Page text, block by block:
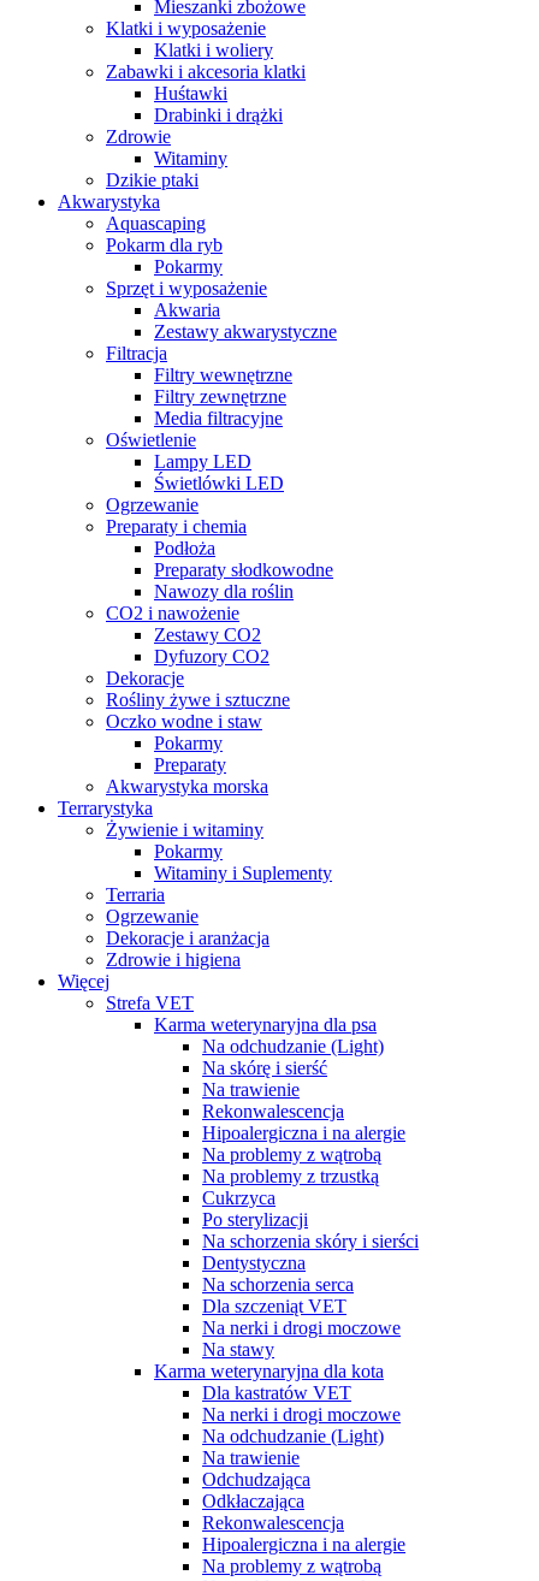
Mieszanki zbożowe
Klatki i wyposażenie
Klatki i woliery
Zabawki i akcesoria klatki
Huśtawki
Drabinki i drążki
Zdrowie
Witaminy
Dzikie ptaki
Akwarystyka
Aquascaping
Pokarm dla ryb
Pokarmy
Sprzęt i wyposażenie
Akwaria
Zestawy akwarystyczne
Filtracja
Filtry wewnętrzne
Filtry zewnętrzne
Media filtracyjne
Oświetlenie
Lampy LED
Świetlówki LED
Ogrzewanie
Preparaty i chemia
Podłoża
Preparaty słodkowodne
Nawozy dla roślin
CO2 i nawożenie
Zestawy CO2
Dyfuzory CO2
Dekoracje
Rośliny żywe i sztuczne
Oczko wodne i staw
Pokarmy
Preparaty
Akwarystyka morska
Terrarystyka
Żywienie i witaminy
Pokarmy
Witaminy i Suplementy
Terraria
Ogrzewanie
Dekoracje i aranżacja
Zdrowie i higiena
Więcej
Strefa VET
Karma weterynaryjna dla psa
Na odchudzanie (Light)
Na skórę i sierść
Na trawienie
Rekonwalescencja
Hipoalergiczna i na alergie
Na problemy z wątrobą
Na problemy z trzustką
Cukrzyca
Po sterylizacji
Na schorzenia skóry i sierści
Dentystyczna
Na schorzenia serca
Dla szczeniąt VET
Na nerki i drogi moczowe
Na stawy
Karma weterynaryjna dla kota
Dla kastratów VET
Na nerki i drogi moczowe
Na odchudzanie (Light)
Na trawienie
Odchudzająca
Odkłaczająca
Rekonwalescencja
Hipoalergiczna i na alergie
Na problemy z wątrobą